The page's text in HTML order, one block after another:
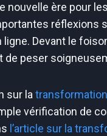
nouvelle ère pour
réflexions
ligne. Devant le
de peser
sur la
vérification de
l’article sur la